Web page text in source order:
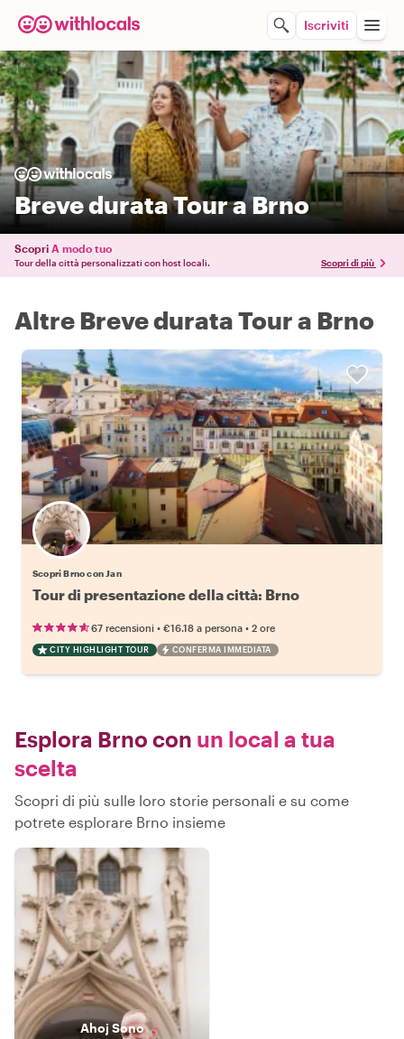
Iscriviti
Breve durata Tour a Brno
Scopri A modo tuo
Tour della città personalizzati con host locali. Scopri di più
Altre Breve durata Tour a Brno
Scopri Brno con Jan
Tour di presentazione della città: Brno
67 recensioni • €16.18 a persona • 2 ore
CITY HIGHLIGHT TOUR CONFERMA IMMEDIATA
Esplora Brno con un local a tua
scelta
Scopri di più sulle loro storie personali e su come
potrete esplorare Brno insieme
AhojSono